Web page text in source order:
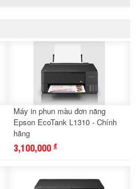
Máy in phun màu đơn năng
Epson EcoTank L1310 - Chính
hãng
3,100,000 đ